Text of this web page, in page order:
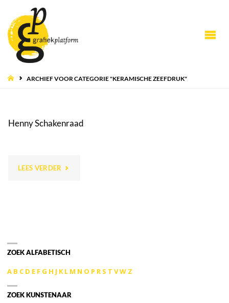
HOMEARCHIEF VOOR CATEGORIE "KERAMISCHE ZEEFDRUK"
Henny Schakenraad
LEES VERDER "HENNY
ZOEK ALFABETISCH
A B C D E F G H J K L M N O P R S T VW Z
ZOEK KUNSTENAAR